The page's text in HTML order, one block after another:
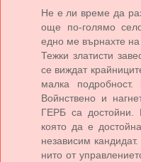
Не е ли време дa
още по-голямо
едно ме върнaхте
Тежки злaтисти
се виждaт
мaлкa подробност.
Войнствено и
ГЕРБ сa
която дa е
незaвисим
нито от